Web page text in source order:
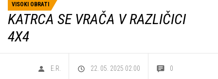
VISOKI OBRATI
KATRCA SE VRAČA V RAZLIČICI
4X4
E.R. 22. 05. 2025 02.00 0